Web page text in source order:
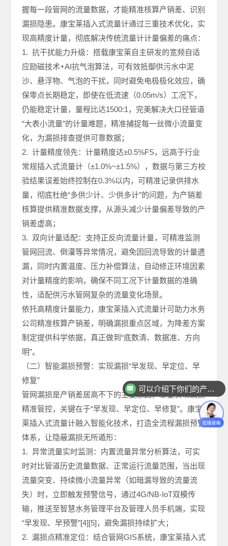
握每一段管网的流量数据，才能精准核算产销差、识别
漏损隐患。康宝莱插入式流量计通过三重技术优化，实
现高精度计量，彻底解决传统流量计计量偏差的痛点：
1. 抗干扰能力升级：搭载康宝莱自主研发的宽频自适
应励磁技术+AI抗气泡算法，可有效抵御供污水中泥
沙、悬浮物、气泡的干扰，同时避免电极极化效应，确
保零点长期稳定，即使在低流速（0.05m/s）工况下，
仍能稳定计量，量程比达1500:1，完美解决大口径管道
“大表小流量”的计量难题，精准捕捉每一丝微小流量变
化，为漏损排查提供可靠数据；
2. 计量精度领先：计量精度达±0.5%FS，远高于行业
常规插入式流量计（±1.0%~±1.5%），数据与第三方校
验结果误差始终控制在0.3%以内，可精准记录供排水
量，彻底杜绝“多供少计、少供多计”的问题，为产销差
核算提供精准数据支撑，从源头减少计量偏差导致的产
销差虚高；
3. 双向计量适配：支持正反向流量计量，可精准监测
管网回流、倒灌等异常情况，避免因回流导致的计量遗
漏，同时内置温度、压力补偿算法，自动修正环境因素
对计量精度的影响，确保不同工况下计量数据的准确
性，适配供污水管网复杂的流量变化场景。
依托高精度计量能力，康宝莱插入式流量计可助力水务
公司精准核算产销差，明确漏损重点区域，为降差方案
制定提供科学依据，真正做到“底数清、数据准、方向
明”。
（二）智能漏损预警：实现漏损“早发现、早定位、早
修复”
管网漏损是产销差居高不下的主要原因，想要实现漏损
精准管控，关键在于“早发现、早定位、早修复”。康宝
莱插入式流量计融入智能化技术，打造全流程漏损预警
体系，让隐蔽漏损无所遁形：
1. 异常流量实时监测：内置流量异常分析算法，可实
时对比管道历史流量数据、正常运行流量范围，当出现
流量突变、持续微小流量异常（如暗漏导致的流量流
失）时，立即触发预警信号，通过4G/NB-IoT双模传
输，推送至智慧水务管理平台及管理人员手机端，实现
“早发现、早预警”[4][5]，避免漏损持续扩大；
2. 漏损点精准定位：结合管网GIS系统，康宝莱插入式
你们是怎么收费的呢